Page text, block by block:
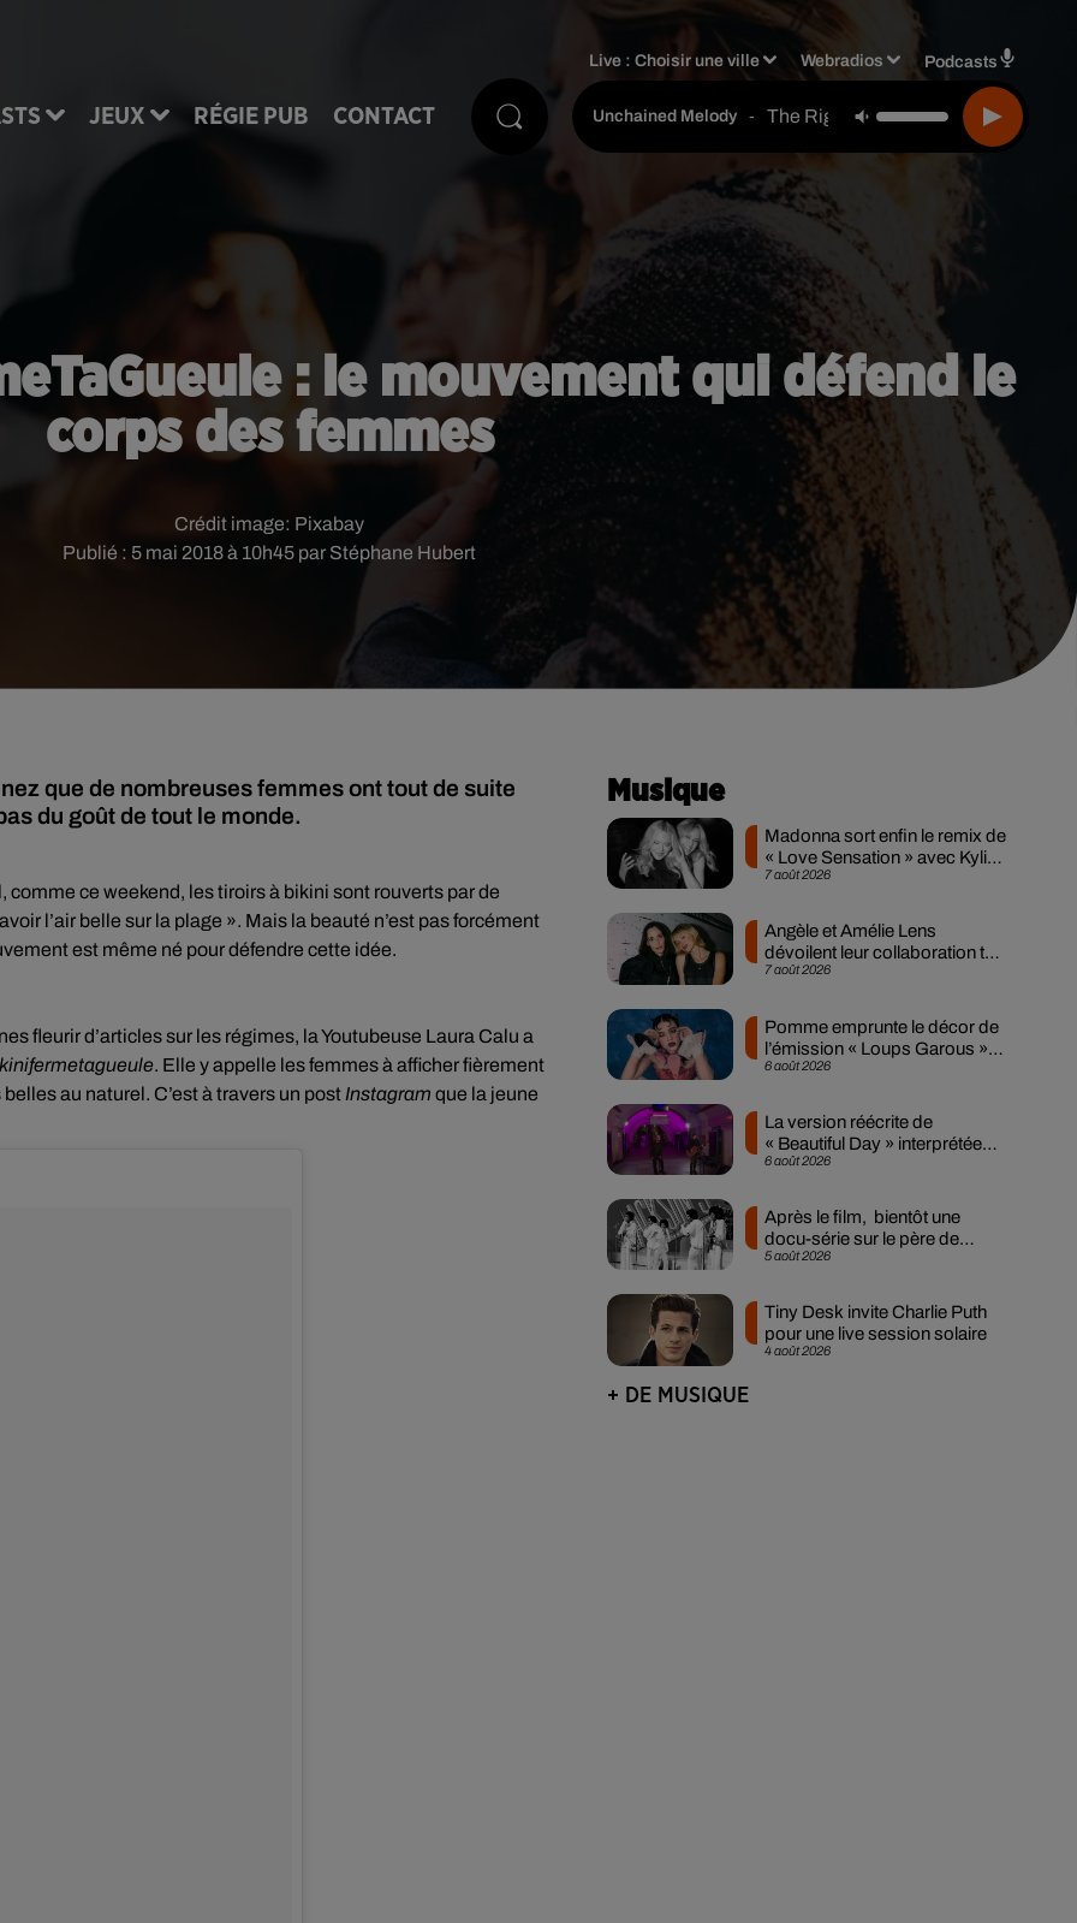
JEUX RÉGIE PUB CONTACT
Live :Choisir une ville Webradios Podcasts
Unchained Melody - The Righteous Brothers
: le mouvement qui défend le
corps des femmes
Publié : 5 mai 2018 à 10h45 par Stéphane Hubert
Crédit image: Pixabay
que de nombreuses femmes ont tout de suite
du goût de tout le monde.
ce weekend, les tiroirs à bikini sont rouverts par de
l’air belle sur la plage ». Mais la beauté n’est pas forcément
est même né pour défendre cette idée.
fleurir d’articles sur les régimes, la Youtubeuse Laura Calu a
. Elle y appelle les femmes à afficher fièrement
au naturel. C’est à travers un post Instagram que la jeune
Musique
7 août 2026
Madonna sort enfin le remix de
« Love Sensation » avec Kylie
Minogue
7 août 2026
Angèle et Amélie Lens
dévoilent leur collaboration tant
attendue
6 août 2026
Pomme emprunte le décor de
l’émission « Loups Garous »
pour son...
6 août 2026
La version réécrite de
« Beautiful Day » interprétée
lors des...
5 août 2026
Après le film, bientôt une
docu-série sur le père de
Michael Jackson
4 août 2026
Tiny Desk invite Charlie Puth
pour une live session solaire
+ DE MUSIQUE